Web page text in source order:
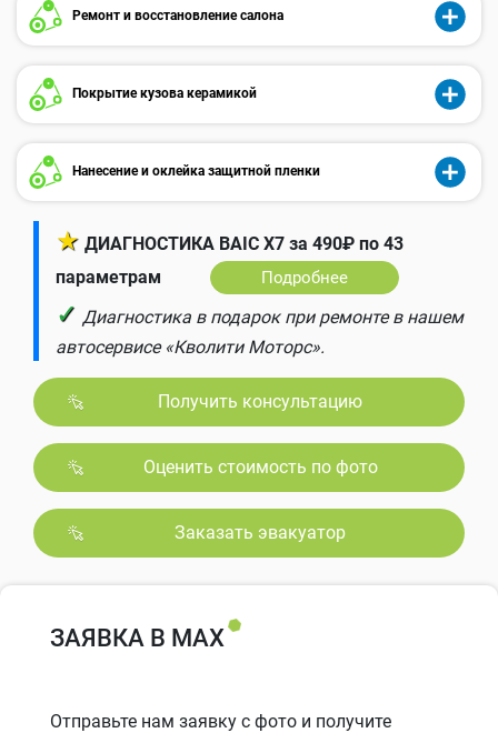
Ремонт и восстановление салона
Покрытие кузова керамикой
Нанесение и оклейка защитной пленки
★ ДИАГНОСТИКА BAIC X7 за 490₽ по 43
параметрам
Подробнее
✓ Диагностика в подарок при ремонте в нашем
автосервисе «Кволити Моторс».
Получить консультацию
Оценить стоимость по фото
Заказать эвакуатор
ЗАЯВКА В MAX
Отправьте нам заявку с фото и получите